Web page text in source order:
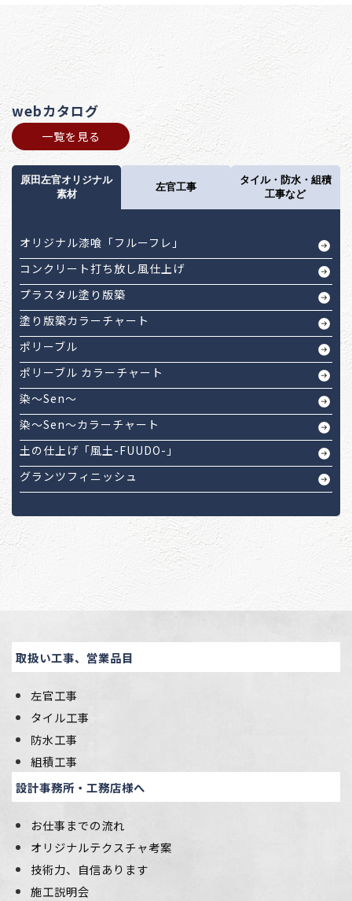
webカタログ
一覧を見る
原田左官オリジナル
素材
左官工事
タイル・防水・組積
工事など
オリジナル漆喰「フルーフレ」
コンクリート打ち放し風仕上げ
プラスタル塗り版築
塗り版築カラーチャート
ポリーブル
ポリーブル カラーチャート
染～Sen～
染～Sen～カラーチャート
土の仕上げ「風土-FUUDO-」
グランツフィニッシュ
取扱い工事、営業品目
左官工事
タイル工事
防水工事
組積工事
設計事務所・工務店様へ
お仕事までの流れ
オリジナルテクスチャ考案
技術力、自信あります
施工説明会